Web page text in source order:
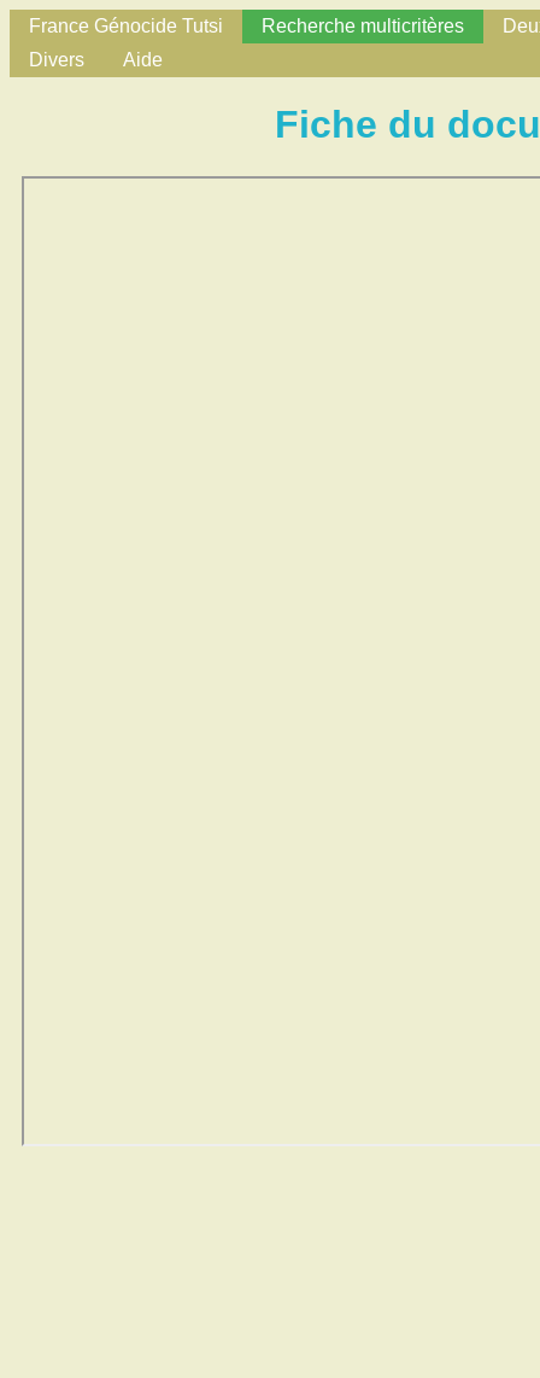
France Génocide Tutsi Recherche multicritères
Divers
Aide
Fiche du